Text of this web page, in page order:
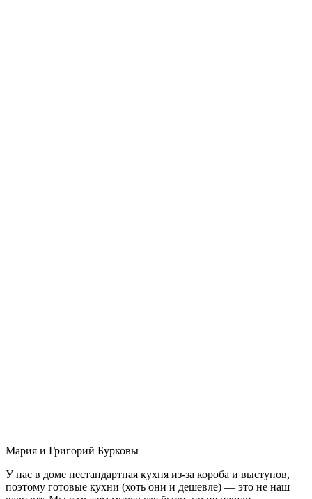
Мария и Григорий Бурковы
У нас в доме нестандартная кухня из-за короба и выступов,
поэтому готовые кухни (хоть они и дешевле) — это не наш